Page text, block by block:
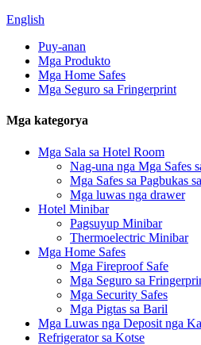
English
Puy-anan
Mga Produkto
Mga Home Safes
Mga Seguro sa Fringerprint
Mga kategorya
Mga Sala sa Hotel Room
Nag-una nga Mga Safes
Mga Safes sa Pagbukas
Mga luwas nga drawer
Hotel Minibar
Pagsuyup Minibar
Thermoelectric Minibar
Mga Home Safes
Mga Fireproof Safe
Mga Seguro sa
Mga Security Safes
Mga Pigtas sa Baril
Mga Luwas nga Deposit nga
Refrigerator sa Kotse